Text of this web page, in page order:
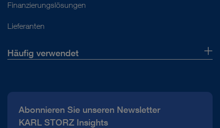
Finanzierungslösungen
Lieferanten
Häufig verwendet
Compliance Hotline
Abonnieren Sie unseren Newsletter
KARL STORZ Insights